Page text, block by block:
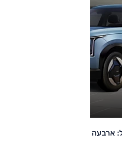
ארבעה דגמים חדשים בדרך